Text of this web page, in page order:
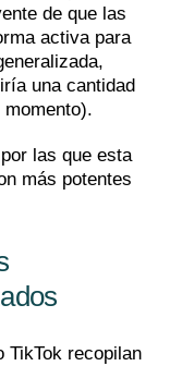
de que las
activa para
una cantidad
las que esta
más potentes
TikTok recopilan